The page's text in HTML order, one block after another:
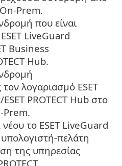
On-Prem.
που είναι
LiveGuard
Business
Hub.
λογαριασμό ESET
PROTECT Hub στο
Prem.
το ESET LiveGuard
πελάτη
της υπηρεσίας